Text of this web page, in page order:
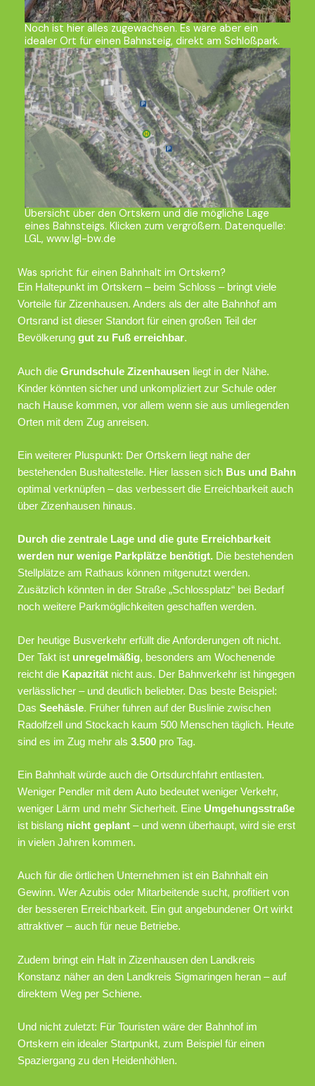
Noch ist hier alles zugewachsen. Es wäre aber ein
idealer Ort für einen Bahnsteig, direkt am Schloßpark.
Übersicht über den Ortskern und die mögliche Lage
eines Bahnsteigs. Klicken zum vergrößern. Datenquelle:
LGL, www.lgl-bw.de
Was spricht für einen Bahnhalt im Ortskern?
Ein Haltepunkt im Ortskern – beim Schloss – bringt viele
Vorteile für Zizenhausen. Anders als der alte Bahnhof am
Ortsrand ist dieser Standort für einen großen Teil der
Bevölkerung gut zu Fuß erreichbar.
Auch die Grundschule Zizenhausen liegt in der Nähe.
Kinder könnten sicher und unkompliziert zur Schule oder
nach Hause kommen, vor allem wenn sie aus umliegenden
Orten mit dem Zug anreisen.
Ein weiterer Pluspunkt: Der Ortskern liegt nahe der
bestehenden Bushaltestelle. Hier lassen sich Bus und Bahn
optimal verknüpfen – das verbessert die Erreichbarkeit auch
über Zizenhausen hinaus.
Durch die zentrale Lage und die gute Erreichbarkeit
werden nur wenige Parkplätze benötigt. Die bestehenden
Stellplätze am Rathaus können mitgenutzt werden.
Zusätzlich könnten in der Straße „Schlossplatz“ bei Bedarf
noch weitere Parkmöglichkeiten geschaffen werden.
Der heutige Busverkehr erfüllt die Anforderungen oft nicht.
Der Takt ist unregelmäßig, besonders am Wochenende
reicht die Kapazität nicht aus. Der Bahnverkehr ist hingegen
verlässlicher – und deutlich beliebter. Das beste Beispiel:
Das Seehäsle. Früher fuhren auf der Buslinie zwischen
Radolfzell und Stockach kaum 500 Menschen täglich. Heute
sind es im Zug mehr als 3.500 pro Tag.
Ein Bahnhalt würde auch die Ortsdurchfahrt entlasten.
Weniger Pendler mit dem Auto bedeutet weniger Verkehr,
weniger Lärm und mehr Sicherheit. Eine Umgehungsstraße
ist bislang nicht geplant – und wenn überhaupt, wird sie erst
in vielen Jahren kommen.
Auch für die örtlichen Unternehmen ist ein Bahnhalt ein
Gewinn. Wer Azubis oder Mitarbeitende sucht, profitiert von
der besseren Erreichbarkeit. Ein gut angebundener Ort wirkt
attraktiver – auch für neue Betriebe.
Zudem bringt ein Halt in Zizenhausen den Landkreis
Konstanz näher an den Landkreis Sigmaringen heran – auf
direktem Weg per Schiene.
Und nicht zuletzt: Für Touristen wäre der Bahnhof im
Ortskern ein idealer Startpunkt, zum Beispiel für einen
Spaziergang zu den Heidenhöhlen.